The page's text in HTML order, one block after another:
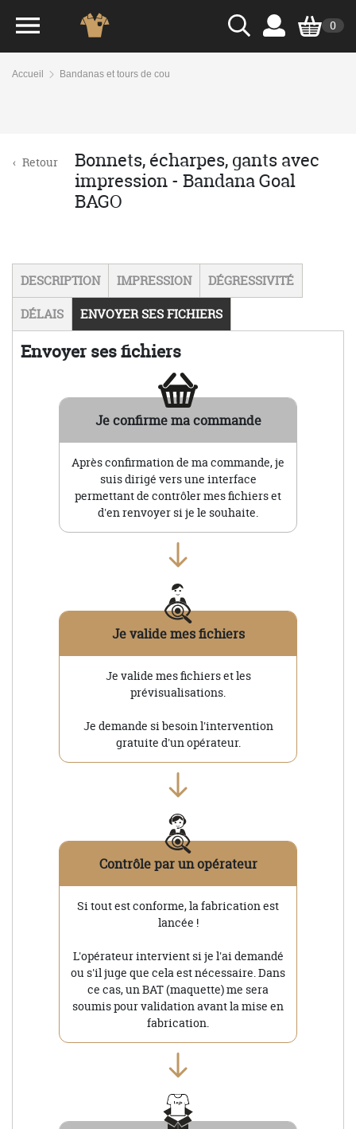
0
Accueil Bandanas et tours de cou
‹ Retour
Bonnets, écharpes, gants avec
impression - Bandana Goal
BAGO
DESCRIPTION IMPRESSION
DÉGRESSIVITÉ
DÉLAIS
ENVOYER SES FICHIERS
Envoyer ses fichiers
Je confirme ma commande
Après confirmation de ma commande, je
suis dirigé vers une interface
permettant de contrôler mes fichiers et
d'en renvoyer si je le souhaite.
Je valide mes fichiers
Je valide mes fichiers et les
prévisualisations.
Je demande si besoin l'intervention
gratuite d'un opérateur.
Contrôle par un opérateur
Si tout est conforme, la fabrication est
lancée !
L'opérateur intervient si je l'ai demandé
ou s'il juge que cela est nécessaire. Dans
ce cas, un BAT (maquette) me sera
soumis pour validation avant la mise en
fabrication.